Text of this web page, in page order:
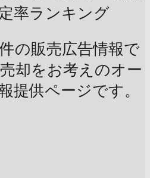
率ランキング
の販売広告情報で
却をお考えのオー
提供ページです。